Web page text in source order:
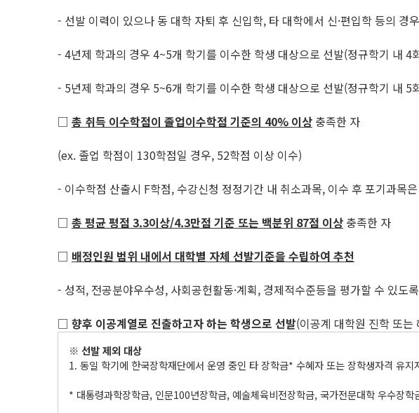
- 선발 이력이 있으나 동 대학 자퇴 후 신입학, 타 대학에서 신·편입학 등의
- 4년제 학과의 경우 4~5개 학기를 이수한 학생 대상으로 선발(정규학기 내 4
- 5년제 학과의 경우 5~6개 학기를 이수한 학생 대상으로 선발(정규학기 내 5
□ 총 취득 이수학점이 졸업이수학점 기준의 40% 이상 충족한 자
(ex. 졸업 학점이 130학점일 경우, 52학점 이상 이수)
- 이수학점 산출시 F학점, 수강신청 정정기간 내 취소과목, 이수 후 포기과목
□ 총 평균 평점 3.3이상/4.3만점 기준 또는 백분위 87점 이상 충족한 자
□ 배정인원 범위 내에서 대학별 자체 선발기준을 수립하여 추천
- 성적, 전공분야우수성, 사회공헌활동·계획, 경제적수준등을 평가할 수 있도
□ 향후 이공계열로 진출하고자 하는 학생으로 선발(이공계 대학원 진학 또
※ 선발 제외 대상
1. 동일 학기에 한국장학재단에서 운영 중인 타 장학금* 수혜자 또는 장학생자격 유지
* 대통령과학장학금, 인문100년장학금, 예술체육비전장학금, 국가전문대학 우수장학